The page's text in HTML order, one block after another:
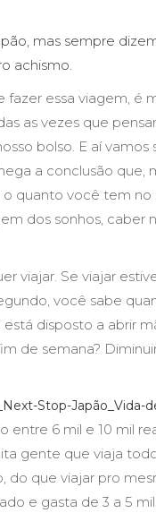
mas sempre
achismo.
essa viagem, é
as vezes que
bolso. E aí vamos
a conclusão que,
quanto você tem no
dos sonhos, caber
viajar. Se viajar
você sabe
disposto a abrir
de semana?
entre 6 mil e 10 mil
gente que viaja
do que viajar pro
e gasta de 3 a 5